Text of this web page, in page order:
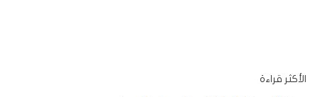
الأكثر قراءة